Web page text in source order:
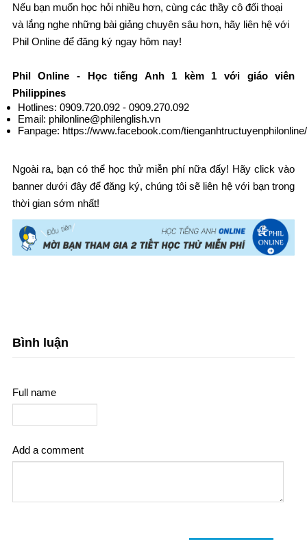
Nếu bạn muốn học hỏi nhiều hơn, cùng các thầy cô đối thoại
và lắng nghe những bài giảng chuyên sâu hơn, hãy liên hệ với
Phil Online để đăng ký ngay hôm nay!
Phil Online - Học tiếng Anh 1 kèm 1 với giáo viên
Philippines
Hotlines: 0909.720.092 - 0909.270.092
Email: philonline@philenglish.vn
Fanpage: https://www.facebook.com/tienganhtructuyenphilonline/
Ngoài ra, bạn có thể học thử miễn phí nữa đấy! Hãy click vào
banner dưới đây để đăng ký, chúng tôi sẽ liên hệ với bạn trong
thời gian sớm nhất!
Bình luận
Full name
Add a comment